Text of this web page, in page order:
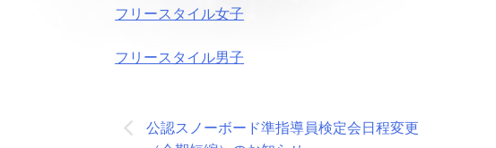
フリースタイル女子
フリースタイル男子
稿
公認スノーボード準指導員検定会日程変更